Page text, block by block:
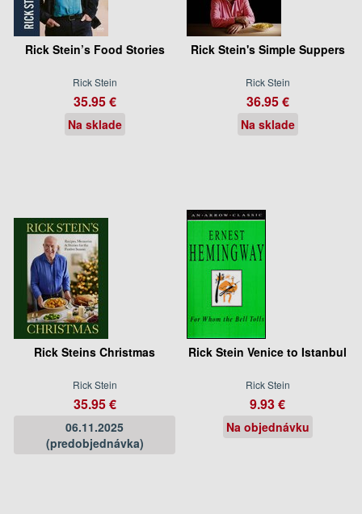
Rick Stein’s Food Stories
Rick Stein
35.95 €
Na sklade
Rick Stein's Simple Suppers
Rick Stein
36.95 €
Na sklade
Rick Steins Christmas
Rick Stein
35.95 €
06.11.2025
(predobjednávka)
Rick Stein Venice to Istanbul
Rick Stein
9.93 €
Na objednávku